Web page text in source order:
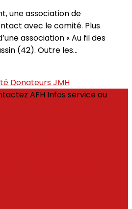
une association de
avec le comité. Plus
association « Au fil des
(42). Outre les...
DonateursJMH
AFH Infos service au